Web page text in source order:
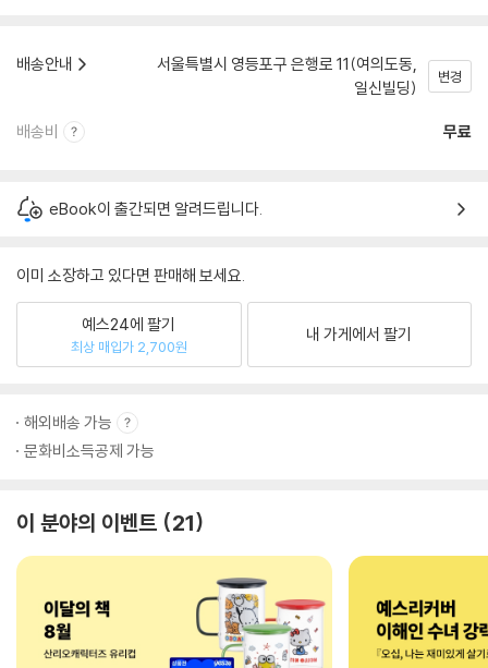
배송안내
서울특별시 영등포구 은행로 11(여의도동,
일신빌딩)
변경
배송비 무료
eBook이 출간되면 알려드립니다.
이미 소장하고 있다면 판매해 보세요.
예스24에 팔기
최상 매입가 2,700원
내 가게에서 팔기
해외배송 가능
문화비소득공제 가능
이 분야의 이벤트 21